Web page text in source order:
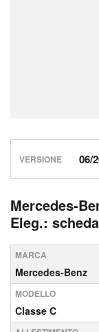
VERSIONE
Mercedes-
Eleg.:
MARCA
Mercedes-Benz
MODELLO
Classe C